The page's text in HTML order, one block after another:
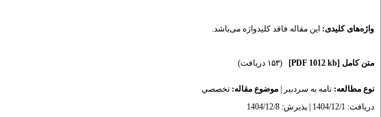
واژه‌های کلیدی: این مقاله فاقد کلیدواژه می‌​باشد.
متن کامل [PDF 1012 kb] (۱۵۳ دریافت)
نوع مطالعه: نامه به سردبير موضوع مقاله: تخصصي
دریافت: 1404/12/1 | پذیرش: 1404/12/8